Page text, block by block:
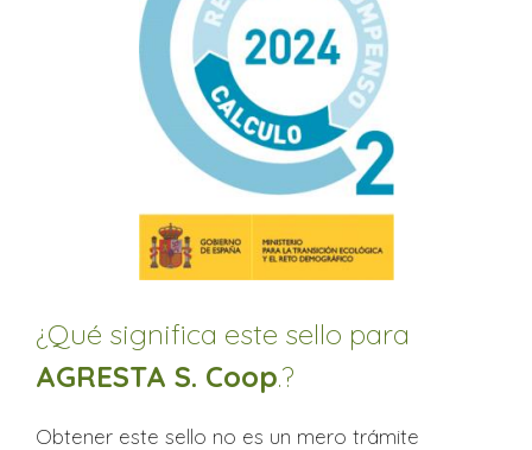
¿Qué significa este sello para
AGRESTA S. Coop.?
Obtener este sello no es un mero trámite